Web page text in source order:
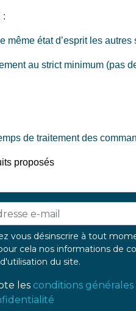
:
état d’esprit les autres
au strict minimum (pas
de traitement des
proposés
vous désinscrire à tout
cela nos informations de
du site.
les conditions